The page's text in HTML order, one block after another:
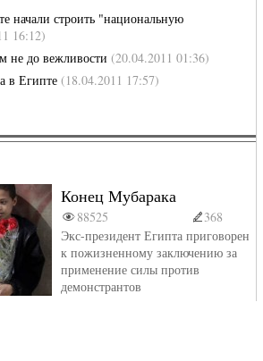
начали строить "национальную
16:12)
не до вежливости(20.04.2011 01:36)
в Египте(18.04.2011 17:57)
Конец Мубарака
88525
368
Экс-президент Египта приговорен
к пожизненному заключению за
применение силы против
демонстрантов